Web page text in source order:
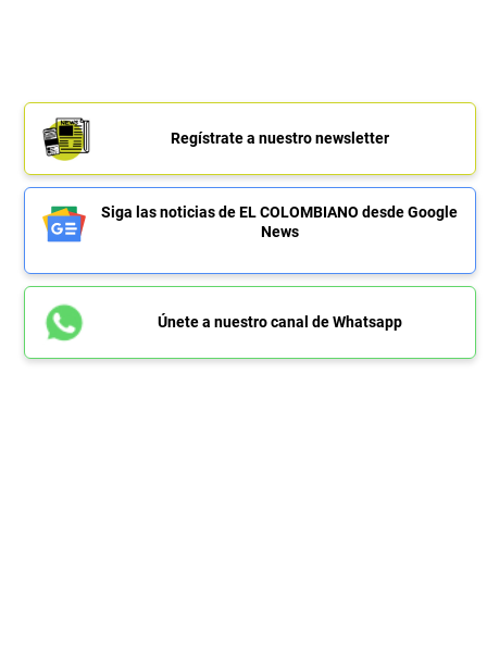
Regístrate a nuestro newsletter
Siga las noticias de EL COLOMBIANO desde Google
News
Únete a nuestro canal de Whatsapp